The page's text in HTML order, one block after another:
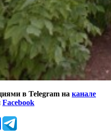
в Telegram на канале
Facebook